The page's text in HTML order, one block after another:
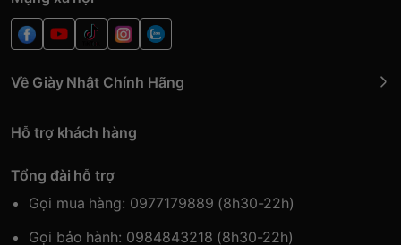
Về Giày Nhật Chính Hãng
Hỗ trợ khách hàng
Tổng đài hỗ trợ
Gọi mua hàng: 0977179889 (8h30-22h)
Gọi bảo hành: 0984843218 (8h30-22h)